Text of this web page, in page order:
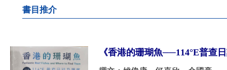
書目推介
《香港的珊瑚魚──114°E普查